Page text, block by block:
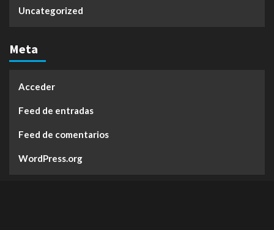
Uncategorized
Meta
Acceder
Feed de entradas
Feed de comentarios
WordPress.org